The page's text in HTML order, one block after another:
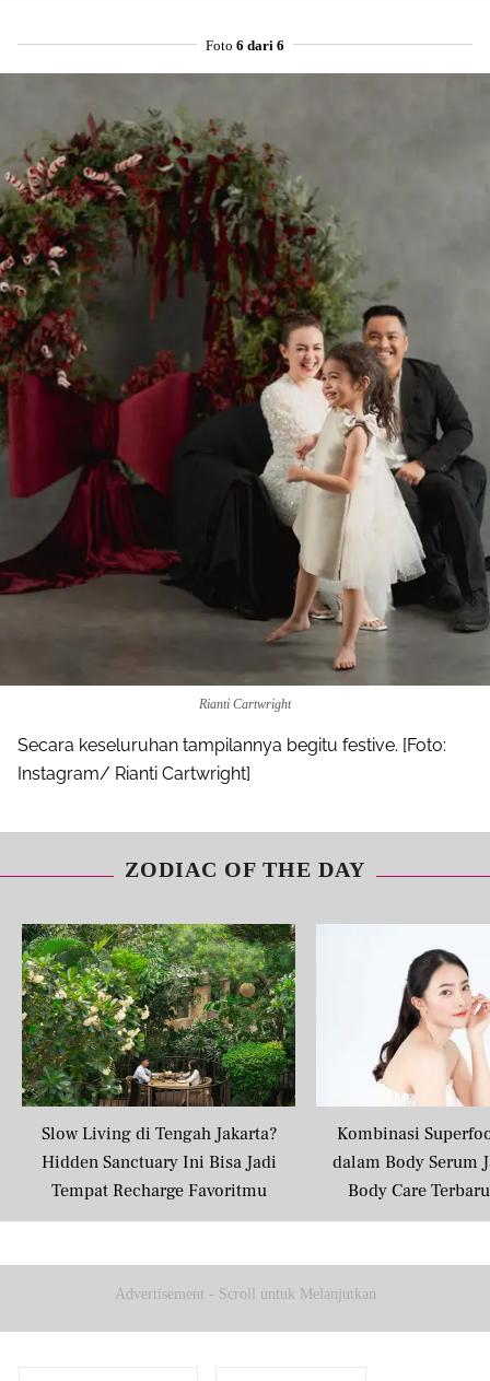
Foto 6 dari 6
Rianti Cartwright
Secara keseluruhan tampilannya begitu festive. [Foto:
Instagram/ Rianti Cartwright]
ZODIAC OF THE DAY
Slow Living di Tengah Jakarta?
Hidden Sanctuary Ini Bisa Jadi
Tempat Recharge Favoritmu
Kombinasi
dalam Body Serum
Body Care
Masyarakat
Advertisement - Scroll untuk Melanjutkan